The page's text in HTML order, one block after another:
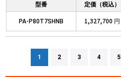
型番 定価（税込）
PA-P80T7SHNB 1,327,700 円
1 2 3 4 5